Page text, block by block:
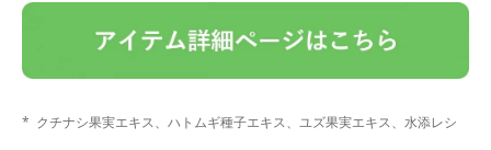
* クチナシ果実エキス、ハトムギ種子エキス、ユズ果実エキス、水添レシ